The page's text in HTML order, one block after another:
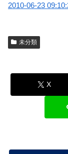
2010-06-23
未分類
X